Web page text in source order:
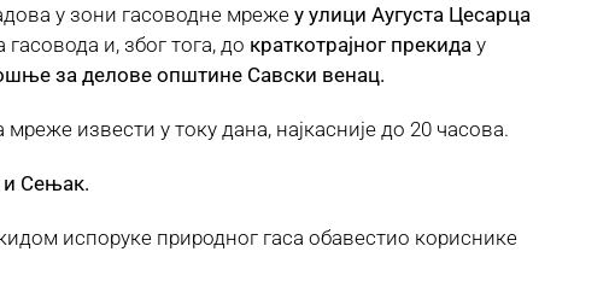
у зони гасоводне мреже у улици Аугуста Цесарца
и, због тога, до краткотрајног прекида у
за делове општине Савски венац.
извести у току дана, најкасније до 20 часова.
и Сењак.
испоруке природног гаса обавестио кориснике